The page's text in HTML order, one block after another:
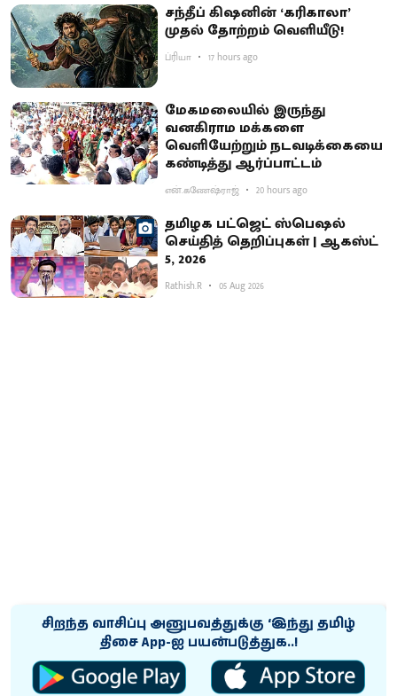
சந்தீப் கிஷனின் ‘கரிகாலா’
முதல் தோற்றம் வெளியீடு!
ப்ரியா 17 hours ago
மேகமலையில் இருந்து
வனகிராம மக்களை
வெளியேற்றும் நடவடிக்கையை
கண்டித்து ஆர்ப்பாட்டம்
என்.கணேஷ்ராஜ் 20 hours ago
தமிழக பட்ஜெட் ஸ்பெஷல்
செய்தித் தெறிப்புகள் | ஆகஸ்ட்
5, 2026
Rathish.R 05 Aug 2026
சிறந்த வாசிப்பு அனுபவத்துக்கு ‘இந்து தமிழ்
திசை App-ஐ பயன்படுத்துக..!